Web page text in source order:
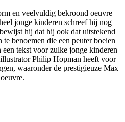
en veelvuldig bekroond oeuvre
jonge kinderen schreef hij nog
hij dat hij ook dat uitstekend
benoemen die een peuter boeien
een tekst voor zulke jonge kinderen
Philip Hopman heeft voor
waaronder de prestigieuze Max